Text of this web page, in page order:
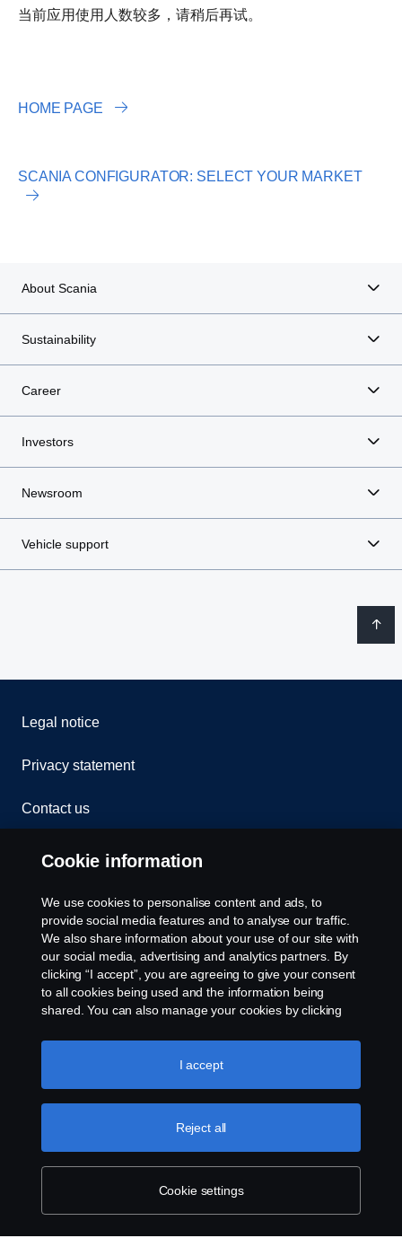
当前应用使用人数较多，请稍后再试。
HOME PAGE
SCANIA CONFIGURATOR: SELECT YOUR MARKET
About Scania
Sustainability
Career
Investors
Newsroom
Vehicle support
Legal notice
Privacy statement
Contact us
Whistleblowing
Rescue and Towing
Cookies
Cookie settings
© Copyright Scania 2026 All rights reserved. Scania
CV AB (publ), SE-151 87 Södertälje, Sweden. Tel:
+46-8-55 38 10 00
Cookie information
We use cookies to personalise content and ads, to
provide social media features and to analyse our traffic.
We also share information about your use of our site with
our social media, advertising and analytics partners. By
clicking “I accept”, you are agreeing to give your consent
to all cookies being used and the information being
shared. You can also manage your cookies by clicking
like to accept. For a more detailed explanation of how we
use cookies, please visit our cookies section, which you
Cookie settings
Reject all
I accept